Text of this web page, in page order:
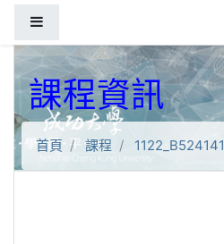
課程資訊
首頁 課程 1122_B524141